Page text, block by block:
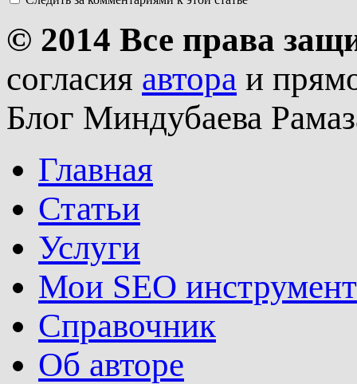
© 2014 Все права
согласия автора и
Блог Миндубаева
Главная
Статьи
Услуги
Мои SEO
Справочник
Об авторе